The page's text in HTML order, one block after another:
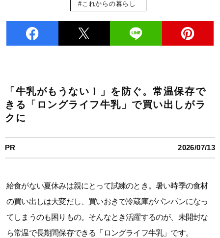
#これからの暮らし
「牛乳がもうない！」を防ぐ。常温保存で
きる「ロングライフ牛乳」で買い出しがラ
クに
PR 2026/07/13
給食がない夏休みは親にとって試練のとき。暑い時季の食材
の買い出しは大変だし、買いおきで冷蔵庫がパンパンになっ
てしまうのも困りもの。そんなとき活躍するのが、未開封な
ら常温で長期間保存できる「ロングライフ牛乳」です。